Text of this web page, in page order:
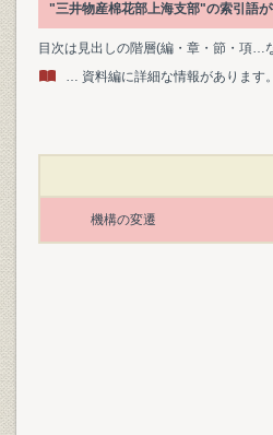
"三井物産棉花部上海支部"の索引語
目次は見出しの階層(編・章・節・項…
… 資料編に詳細な情報があります。
機構の変遷